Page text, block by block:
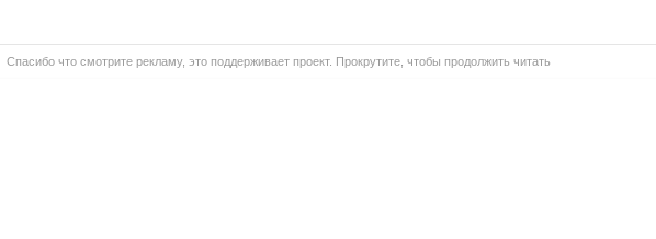
Спасибо что смотрите рекламу, это поддерживает проект. Прокрутите, чтобы продолжить читать